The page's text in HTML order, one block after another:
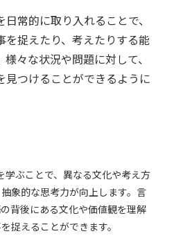
常的に取り入れることで、
を捉えたり、考えたりする能
々な状況や問題に対して、
見つけることができるように
学ぶことで、異なる文化や考え方
象的な思考力が向上します。言
背後にある文化や価値観を理解
捉えることができます。